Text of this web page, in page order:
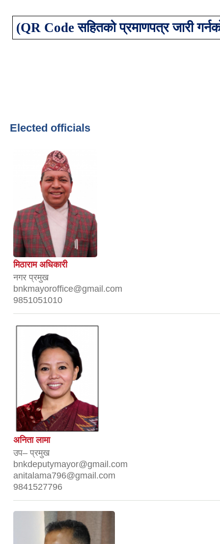
(QR Code सहितको प्रमाणपत्र जारी
Elected officials
मिठाराम अधिकारी
नगर प्रमुख
bnkmayoroffice@gmail.com
9851051010
अनिता लामा
उप– प्रमुख
bnkdeputymayor@gmail.com
anitalama796@gmail.com
9841527796